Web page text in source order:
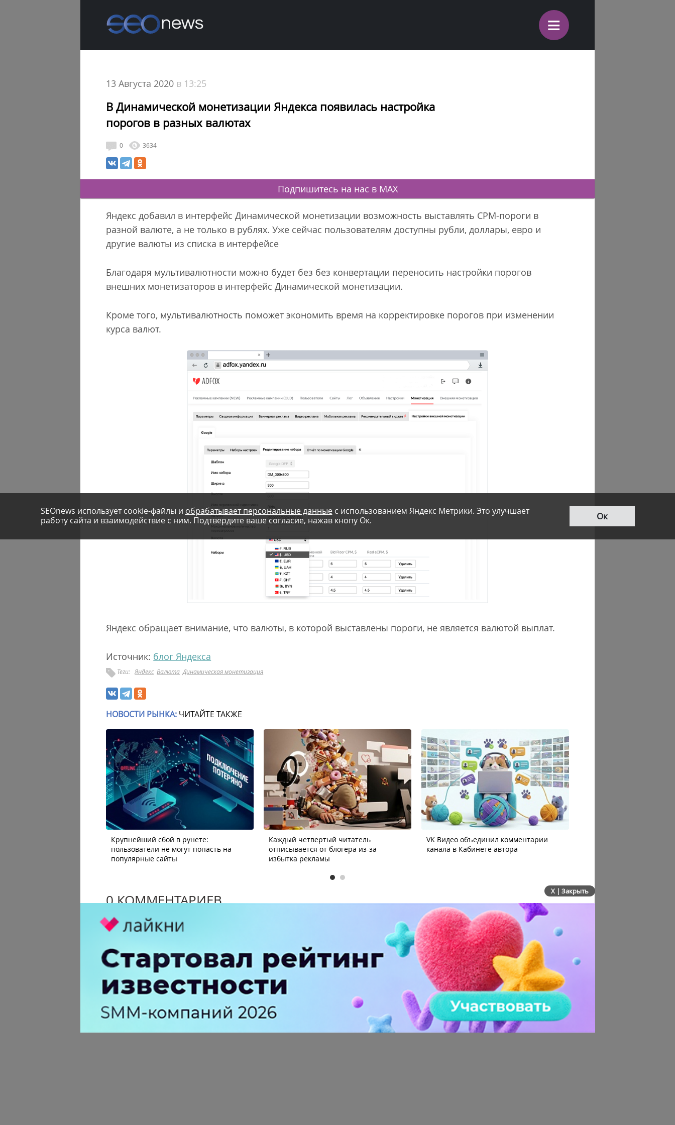
≡
13 Августа 2020 в 13:25
В Динамической монетизации Яндекса появилась настройка
порогов в разных валютах
0 3634
Подпишитесь на нас в MAX
Яндекс добавил в интерфейс Динамической монетизации возможность выставлять CPM-пороги в
разной валюте, а не только в рублях. Уже сейчас пользователям доступны рубли, доллары, евро и
другие валюты из списка в интерфейсе
Благодаря мультивалютности можно будет без без конвертации переносить настройки порогов
внешних монетизаторов в интерфейс Динамической монетизации.
Кроме того, мультивалютность поможет экономить время на корректировке порогов при изменении
курса валют.
Яндекс обращает внимание, что валюты, в которой выставлены пороги, не является валютой выплат.
Источник: блог Яндекса
Теги: Яндекс Валюта Динамическая монетизация
SEOnews использует cookie-файлы и обрабатывает персональные данныес использованием Яндекс Метрики. Это улучшает
работу сайта и взаимодействие с ним. Подтвердите ваше согласие, нажав кнопу Ок.
Ок
НОВОСТИ РЫНКА: ЧИТАЙТЕ ТАКЖЕ
Крупнейший сбой в рунете:
пользователи не могут попасть на
популярные сайты
Каждый четвертый читатель
отписывается от блогера из-за
избытка рекламы
VK Видео объединил комментарии
канала в Кабинете автора
0 КОММЕНТАРИЕВ
X | Закрыть